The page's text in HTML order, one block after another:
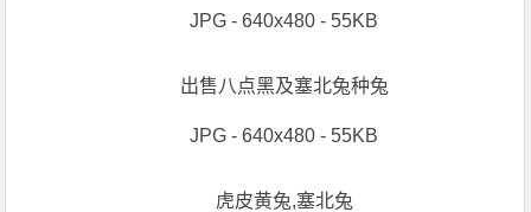
JPG - 640x480 - 55KB
出售八点黑及塞北兔种兔
JPG - 640x480 - 55KB
虎皮黄兔,塞北兔